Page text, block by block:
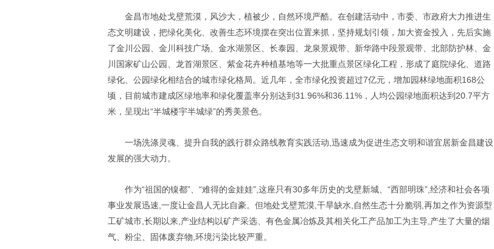
金昌市地处戈壁荒漠，风沙大，植被少，自然环境严酷。在创建活动中，市委、市政府大力推进生
态文明建设，把绿化美化、改善生态环境摆在突出位置来抓，坚持规划引领，加大资金投入，先后实施
了金川公园、金川科技广场、金水湖景区、长泰园、龙泉景观带、新华路中段景观带、北部防护林、金
川国家矿山公园、龙首湖景区、紫金花卉种植基地等一大批重点景区绿化工程，形成了庭院绿化、道路
绿化、公园绿化相结合的城市绿化格局。近几年，全市绿化投资超过7亿元，增加园林绿地面积168公
顷，目前城市建成区绿地率和绿化覆盖率分别达到31.96%和36.11% ，人均公园绿地面积达到 20.7平方
米，呈现出“半城楼宇半城绿”的秀美景色。
一场洗涤灵魂、提升自我的践行群众路线教育实践活动 迅速成为促进生态文明和谐宜居新金昌建设
发展的强大动力。
作为“祖国的镍都”、“难得的金娃娃” 这座只有30多年历史的戈壁新城、“西部明珠” 经济和社会各项
事业发展迅速 一度让金昌人无比自豪。但地处戈壁荒漠 干旱缺水 自然生态十分脆弱 再加之作为资源型
工矿城市 长期以来 产业结构以矿产采选、有色金属冶炼及其相关化工产品加工为主导 产生了大量的烟
气、粉尘、固体废弃物 环境污染比较严重。